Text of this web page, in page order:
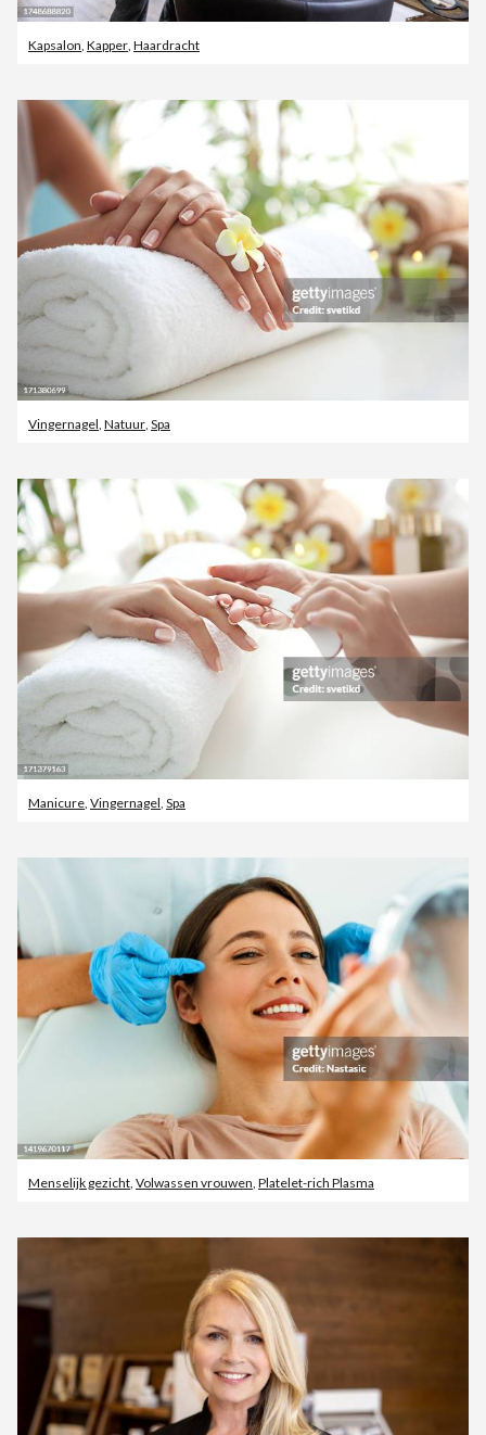
Kapsalon Kapper Haardracht
Vingernagel, Natuur, Spa
Manicure, Vingernagel, Spa
Menselijk gezicht Volwassen vrouwen Platelet-rich Plasma